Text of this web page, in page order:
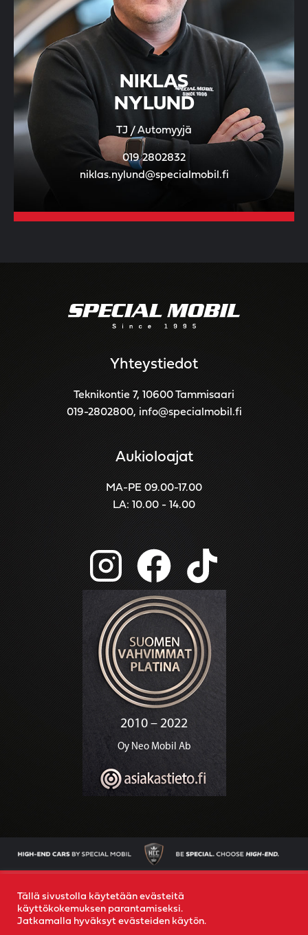
NIKLAS
NYLUND
TJ / Automyyjä
019 2802832
niklas.nylund@specialmobil.fi
Yhteystiedot
Teknikontie 7, 10600 Tammisaari
019-2802800, info@specialmobil.fi
Aukioloajat
MA-PE 09.00-17.00
LA: 10.00 - 14.00
AJONEUVOT OSTAMME AUTOSI
Tällä sivustolla käytetään evästeitä
käyttökokemuksen parantamiseksi.
Jatkamalla hyväksyt evästeiden käytön.